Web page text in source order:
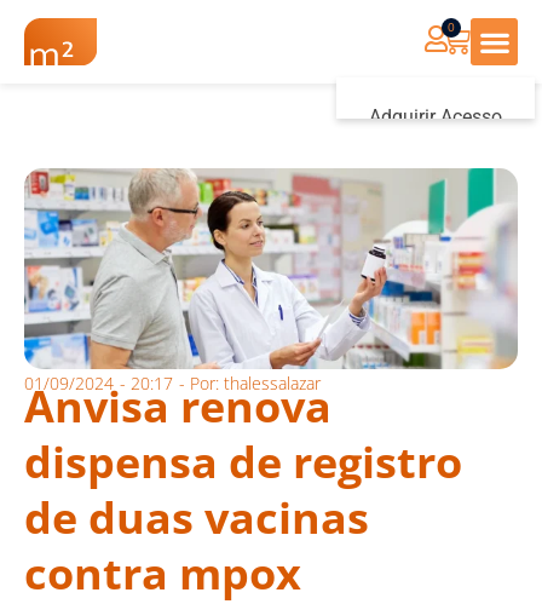
Adquirir Acesso
0
01/09/2024 - 20:17 - Por: thalessalazar
Anvisa renova
dispensa de registro
de duas vacinas
contra mpox